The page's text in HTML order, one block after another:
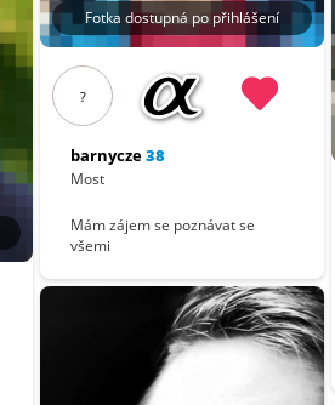
Fotka dostupná po přihlášení
?
barnycze38
Most
Mám zájem se poznávat se
všemi